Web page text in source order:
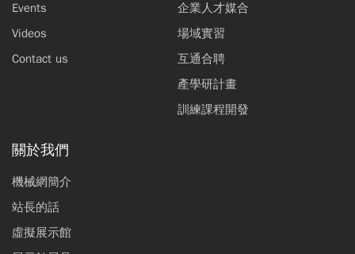
Events
Videos
Contact us
企業人才媒合
場域實習
互通合聘
產學研計畫
訓練課程開發
關於我們
機械網簡介
站長的話
虛擬展示館